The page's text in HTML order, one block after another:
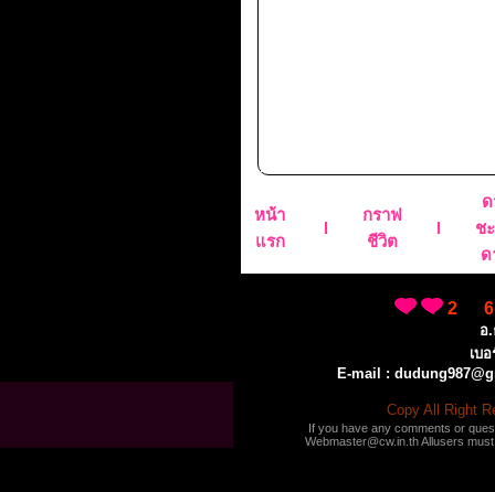
หน้า
แรก
l
กราฟ
ชีวิต
l
ด
ช
ด
2
อ
เบ
E-mail :
Copy All Right
If you have any comments or
Webmaster@cw.in.th Allusers